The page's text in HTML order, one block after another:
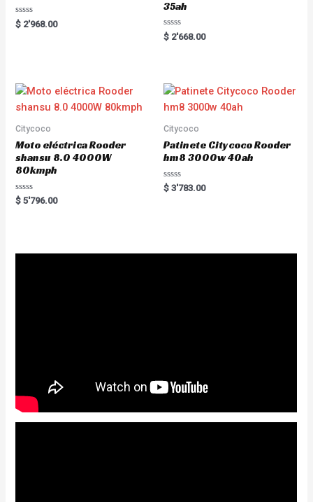
R
a
u
t
f
$ 2'968.00
35ah
R
a
o
u
t
o
5
$ 2'668.00
Citycoco
Moto eléctrica Rooder
shansu 8.0 4000W
80kmph
R
a
$ 5'796.00
Citycoco
Patinete Citycoco Rooder
hm8 3000w 40ah
R
a
t
$ 3'783.00